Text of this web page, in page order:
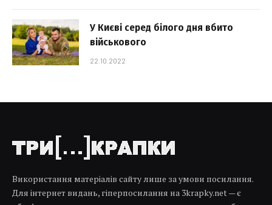
У Києві серед білого дня вбито
військового
22.10.2022
Використання матеріалів сайту лише за умови посилання.
Для інтернет видань, гіперпосилання на 3krapky.net — є